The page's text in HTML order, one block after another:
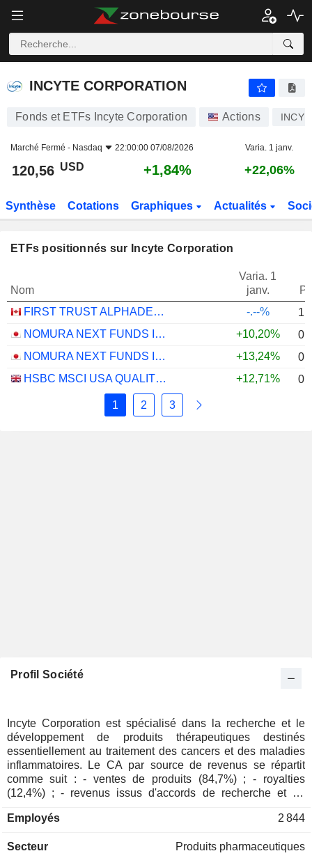
INCYTE CORPORATION
INCYTE CORPORATION
Fonds et ETFs Incyte Corporation Actions INCY
Marché Fermé - Nasdaq 22:00:00 07/08/2026 Varia. 1 janv.
120,56 USD +1,84% +22,06%
Synthèse Cotations Graphiques Actualités
ETFs positionnés sur Incyte Corporation
Nom
Varia. 1
janv.
FIRST TRUST ALPHADEX U.S. HEALTH CARE SECTOR INDEX ETF - CAD HEDGED
-.--%
NOMURA NEXT FUNDS INTERNATIONAL EQUITY MSCI-KOKUSAI (YEN-HEDGED) ETF - JPY
+10,20%
NOMURA NEXT FUNDS INTERNATIONAL EQUITY MSCI-KOKUSAI (UNHEDGED) ETF - JPY
+13,24%
HSBC MSCI USA QUALITY UCITS ETF - USD
+12,71%
1 2 3
Profil Société
Incyte Corporation est spécialisé dans la recherche et le
développement de produits thérapeutiques destinés
essentiellement au traitement des cancers et des maladies
inflammatoires. Le CA par source de revenus se répartit
comme suit : - ventes de produits (84,7%) ; - royalties
(12,4%) ; - revenus issus d'accords de recherche et de
Employés
2 844
Secteur Produits pharmaceutiques